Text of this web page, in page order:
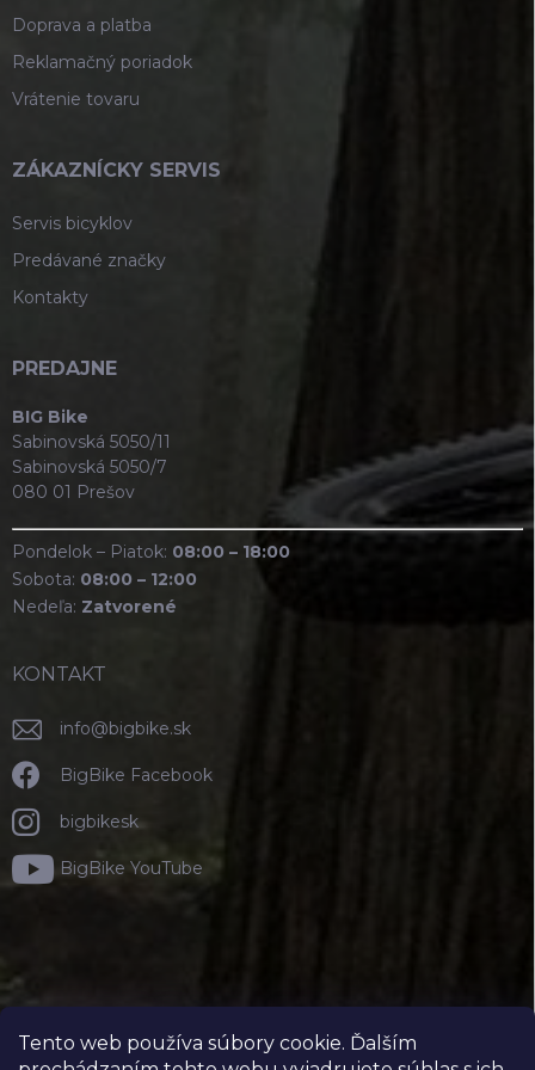
Tento web používa súbory cookie. Ďalším
Doprava a platba
Reklamačný poriadok
Vrátenie tovaru
ZÁKAZNÍCKY SERVIS
Servis bicyklov
Predávané značky
Kontakty
PREDAJNE
BIG Bike
Sabinovská 5050/11
Sabinovská 5050/7
080 01 Prešov
Pondelok – Piatok: 08:00 – 18:00
Sobota: 08:00 – 12:00
Nedeľa: Zatvorené
KONTAKT
info@bigbike.sk
BigBike Facebook
bigbikesk
BigBike YouTube